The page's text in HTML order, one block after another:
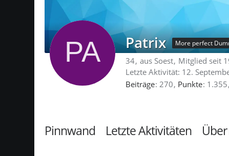
Patrix More perfect
34 aus Soest Mitglied seit
Letzte Aktivität: 12.
Beiträge 270 Punkte 1.355
Pinnwand Letzte Aktivitäten